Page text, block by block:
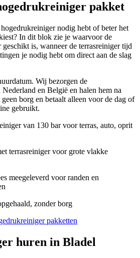
pakket
nodig hebt of beter het
In dit blok zie je waarvoor de
is, wanneer de terrasreiniger tijd
je nodig hebt om direct aan de slag
Wij bezorgen de
en België en halen hem na
borg en betaalt alleen voor de dag of
gebruikt.
van 130 bar voor terras, auto, oprit
terrasreiniger voor grote vlakke
meegeleverd voor randen en
zonder borg
pakketten
huren in Bladel